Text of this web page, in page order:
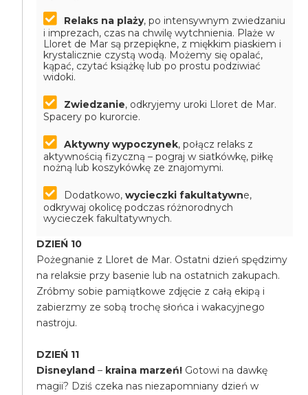
Relaks na plaży, po intensywnym zwiedzaniu
i imprezach, czas na chwilę wytchnienia. Plaże w
Lloret de Mar są przepiękne, z miękkim piaskiem i
krystalicznie czystą wodą. Możemy się opalać,
kąpać, czytać książkę lub po prostu podziwiać
widoki.
Zwiedzanie, odkryjemy uroki Lloret de Mar.
Spacery po kurorcie.
Aktywny wypoczynek, połącz relaks z
aktywnością fizyczną – pograj w siatkówkę, piłkę
nożną lub koszykówkę ze znajomymi.
Dodatkowo,wycieczki fakultatywne,
odkrywaj okolicę podczas różnorodnych
wycieczek fakultatywnych.
DZIEŃ 10
Pożegnanie z Lloret de Mar. Ostatni dzień spędzimy
na relaksie przy basenie lub na ostatnich zakupach.
Zróbmy sobie pamiątkowe zdjęcie z całą ekipą i
zabierzmy ze sobą trochę słońca i wakacyjnego
nastroju.
DZIEŃ 11
Disneyland – kraina marzeń! Gotowi na dawkę
magii? Dziś czeka nas niezapomniany dzień w